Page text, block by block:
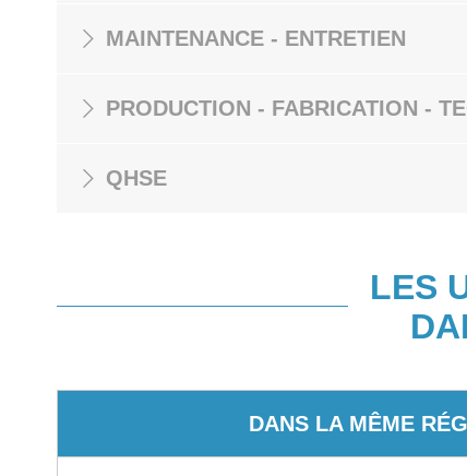
MAINTENANCE - ENTRETIEN
PRODUCTION - FABRICATION -
QHSE
LES
DANS LA MÊME